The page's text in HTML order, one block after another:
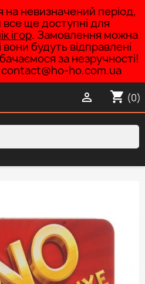
на невизначений період,
все ще доступні для
ігор. Замовлення можна
будуть відправлені
за незручності!
ho.com.ua
shopping_cart (0)
